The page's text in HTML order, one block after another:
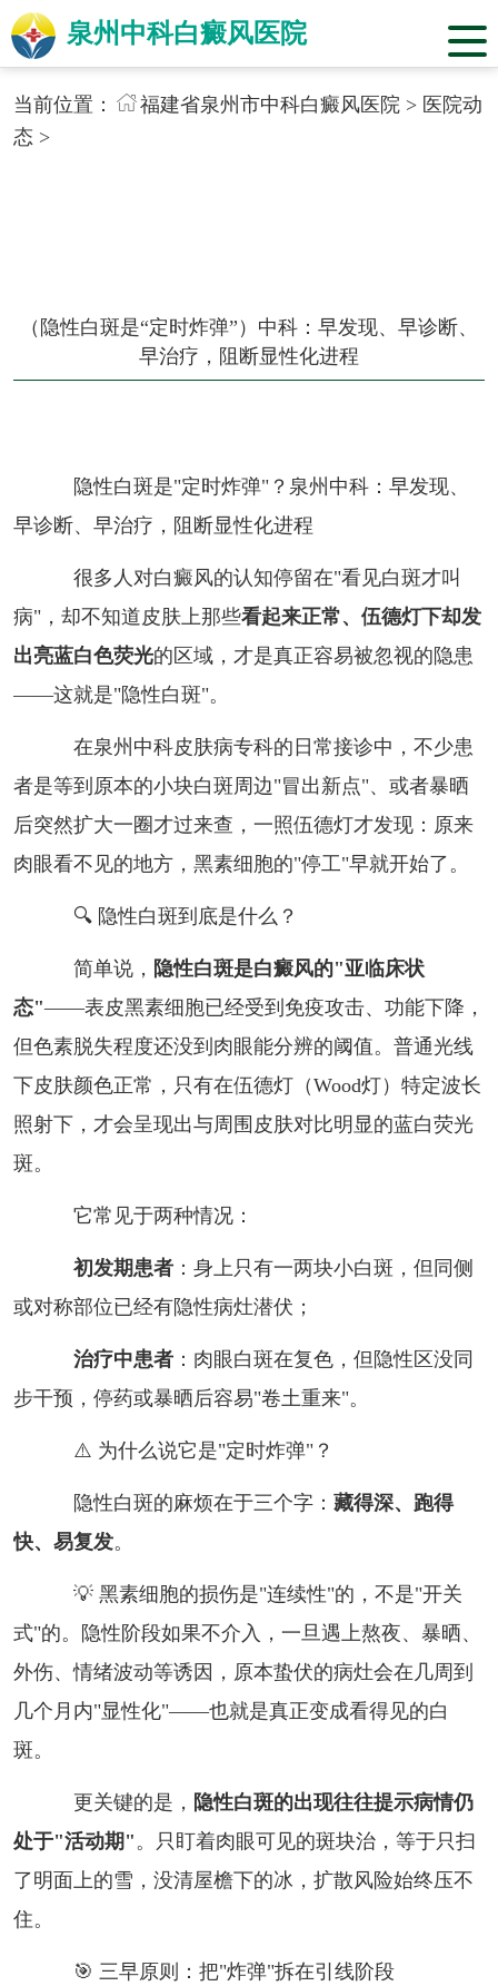
泉州中科白癜风医院
当前位置： 福建省泉州市中科白癜风医院> 医院动
态 >
（隐性白斑是“定时炸弹”）中科：早发现、早诊断、
早治疗，阻断显性化进程
隐性白斑是"定时炸弹"？泉州中科：早发现、
早诊断、早治疗，阻断显性化进程
很多人对白癜风的认知停留在"看见白斑才叫
病"，却不知道皮肤上那些看起来正常、伍德灯下却发
出亮蓝白色荧光的区域，才是真正容易被忽视的隐患
——这就是"隐性白斑"。
在泉州中科皮肤病专科的日常接诊中，不少患
者是等到原本的小块白斑周边"冒出新点"、或者暴晒
后突然扩大一圈才过来查，一照伍德灯才发现：原来
肉眼看不见的地方，黑素细胞的"停工"早就开始了。
🔍 隐性白斑到底是什么？
简单说， 隐性白斑是白癜风的"亚临床状
态"——表皮黑素细胞已经受到免疫攻击、功能下降，
但色素脱失程度还没到肉眼能分辨的阈值。普通光线
下皮肤颜色正常，只有在伍德灯（Wood灯）特定波长
照射下，才会呈现出与周围皮肤对比明显的蓝白荧光
斑。
它常见于两种情况：
初发期患者：身上只有一两块小白斑，但同侧
或对称部位已经有隐性病灶潜伏；
治疗中患者：肉眼白斑在复色，但隐性区没同
步干预，停药或暴晒后容易"卷土重来"。
⚠️ 为什么说它是"定时炸弹"？
隐性白斑的麻烦在于三个字： 藏得深、跑得
快、易复发。
💡 黑素细胞的损伤是"连续性"的，不是"开关
式"的。隐性阶段如果不介入，一旦遇上熬夜、暴晒、
外伤、情绪波动等诱因，原本蛰伏的病灶会在几周到
几个月内"显性化"——也就是真正变成看得见的白
斑。
更关键的是， 隐性白斑的出现往往提示病情仍
处于"活动期" 。只盯着肉眼可见的斑块治，等于只扫
了明面上的雪，没清屋檐下的冰，扩散风险始终压不
住。
🎯 三早原则：把"炸弹"拆在引线阶段